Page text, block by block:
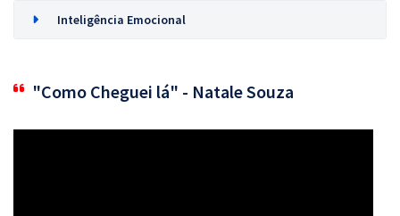
Inteligência Emocional
"Como Cheguei lá" - Natale Souza